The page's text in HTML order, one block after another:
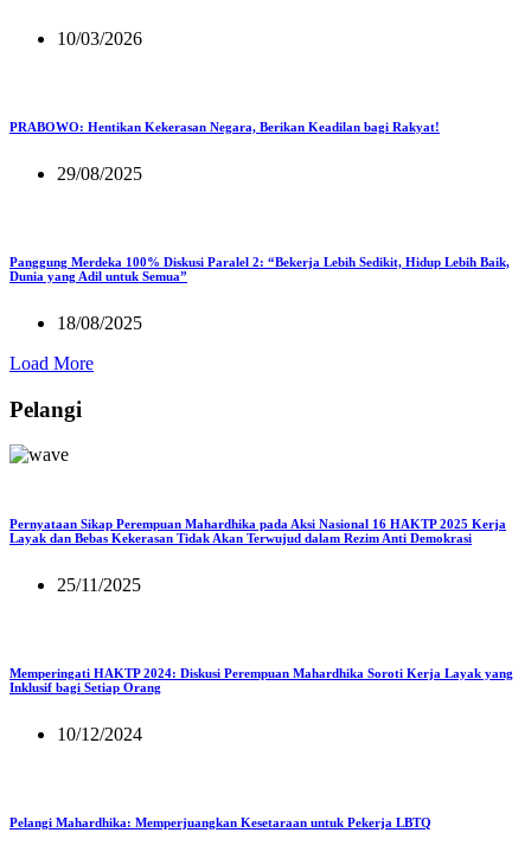
10/03/2026
PRABOWO: Hentikan Kekerasan Negara, Berikan Keadilan bagi Rakyat!
29/08/2025
Panggung Merdeka 100% Diskusi Paralel 2: “Bekerja Lebih Sedikit, Hidup Lebih Baik,
Dunia yang Adil untuk Semua”
18/08/2025
Load More
Pelangi
Pernyataan Sikap Perempuan Mahardhika pada Aksi Nasional 16 HAKTP 2025 Kerja
Layak dan Bebas Kekerasan Tidak Akan Terwujud dalam Rezim Anti Demokrasi
25/11/2025
Memperingati HAKTP 2024: Diskusi Perempuan Mahardhika Soroti Kerja Layak yang
Inklusif bagi Setiap Orang
10/12/2024
Pelangi Mahardhika: Memperjuangkan Kesetaraan untuk Pekerja LBTQ